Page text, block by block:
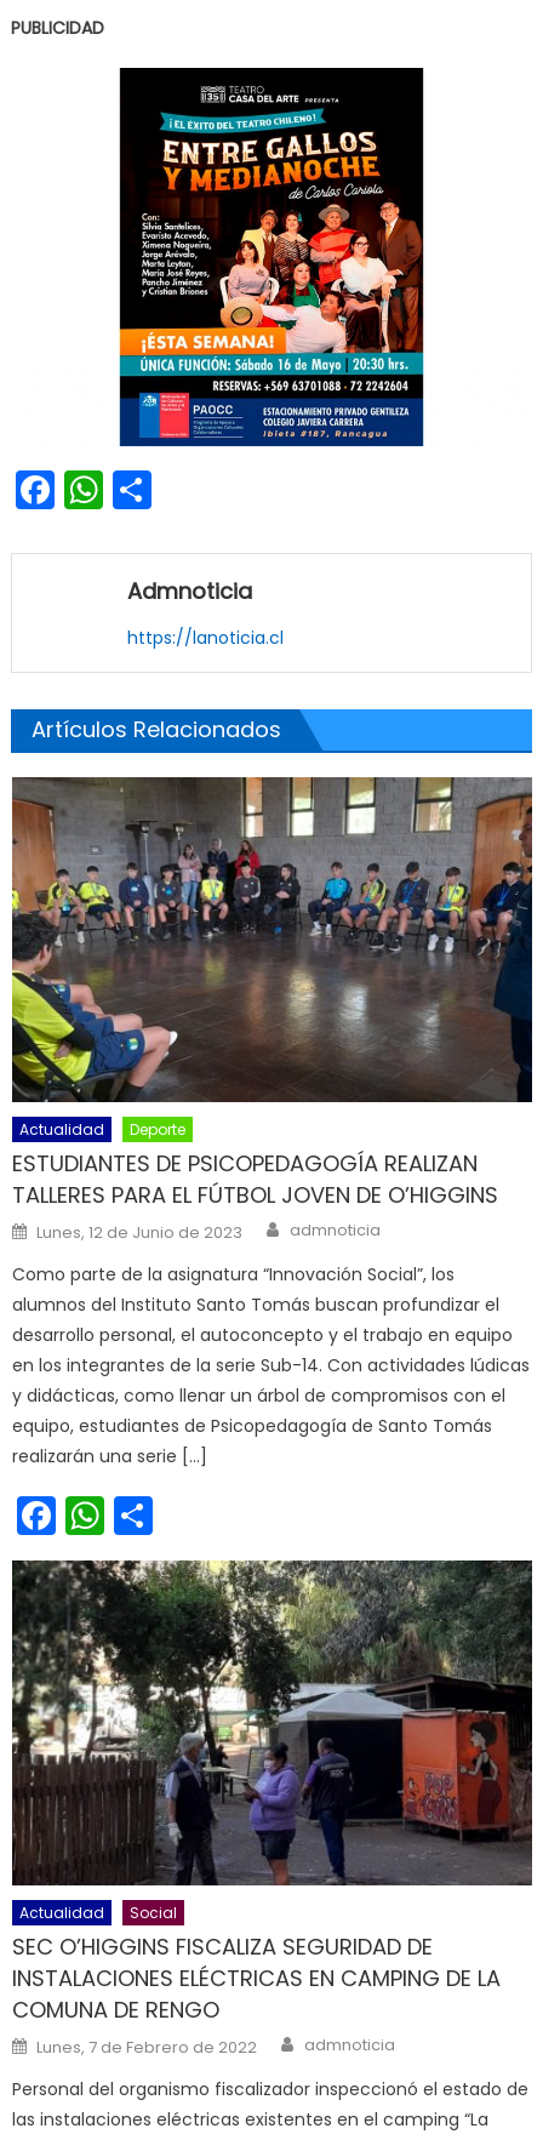
PUBLICIDAD
Facebook
WhatsApp
Share
Admnoticia
https://lanoticia.cl
Artículos Relacionados
Actualidad Deporte
ESTUDIANTES DE PSICOPEDAGOGÍA REALIZAN
TALLERES PARA EL FÚTBOL JOVEN DE O’HIGGINS
Posted on
Lunes, 12 de Junio de 2023 Author
admnoticia
Como parte de la asignatura “Innovación Social”, los
alumnos del Instituto Santo Tomás buscan profundizar el
desarrollo personal, el autoconcepto y el trabajo en equipo
en los integrantes de la serie Sub-14. Con actividades lúdicas
y didácticas, como llenar un árbol de compromisos con el
equipo, estudiantes de Psicopedagogía de Santo Tomás
realizarán una serie […]
Facebook
WhatsApp
Actualidad Social
SEC O’HIGGINS FISCALIZA SEGURIDAD DE
INSTALACIONES ELÉCTRICAS EN CAMPING DE LA
COMUNA DE RENGO
Posted on
Lunes, 7 de Febrero de 2022 Author
admnoticia
Personal del organismo fiscalizador inspeccionó el estado de
las instalaciones eléctricas existentes en el camping “La